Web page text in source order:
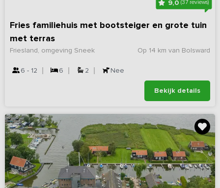
9,0(37 reviews)
Fries familiehuis met bootsteiger en grote tuin
met terras
Op 14 km van Bolsward
Friesland, omgeving Sneek
6 - 12 6 2 Nee
Bekijk details